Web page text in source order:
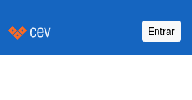
Entrar